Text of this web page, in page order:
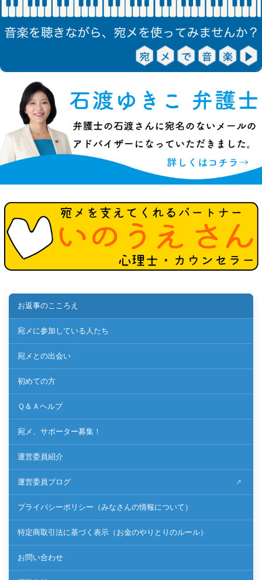
お返事のこころえ
宛メに参加している人たち
宛メとの出会い
初めての方
Ｑ＆Ａヘルプ
宛メ、サポーター募集！
運営委員紹介
運営委員ブログ
プライバシーポリシー（みなさんの情報について）
特定商取引法に基づく表示（お金のやりとりのルール）
お問い合わせ